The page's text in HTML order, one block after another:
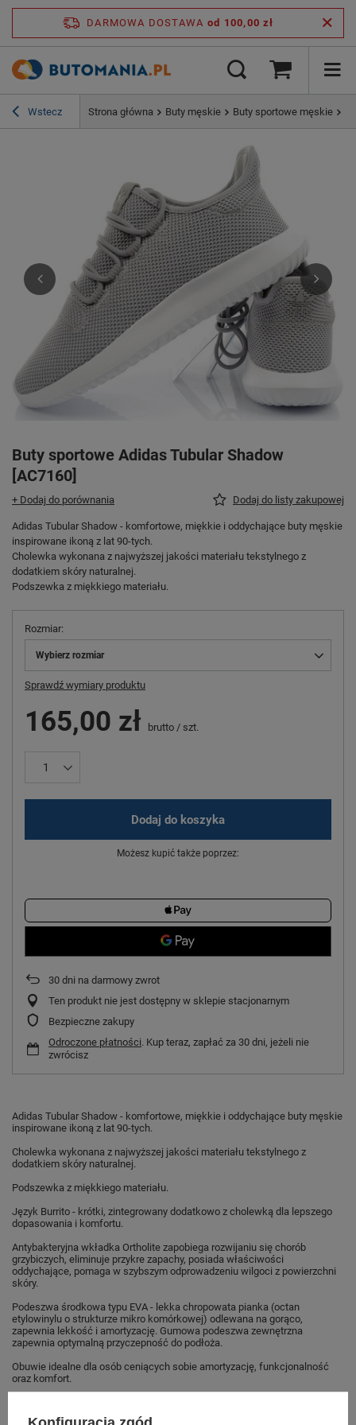
DARMOWA DOSTAWA od 100,00 zł
Wstecz Strona główna Buty męskie Buty sportowe męskie
Buty sportowe Adidas Tubular Shadow
[AC7160]
+ Dodaj do porównania Dodaj do listy zakupowej
Adidas Tubular Shadow - komfortowe, miękkie i oddychające buty męskie
inspirowane ikoną z lat 90-tych.
Cholewka wykonana z najwyższej jakości materiału tekstylnego z
dodatkiem skóry naturalnej.
Podszewka z miękkiego materiału.
Rozmiar
Wybierz rozmiar
Sprawdź wymiary produktu
165,00 zł brutto / szt.
Dodaj do koszyka
Możesz kupić także poprzez:
30 dni na darmowy zwrot
Ten produkt nie jest dostępny w sklepie stacjonarnym
Bezpieczne zakupy
Odroczone płatności. Kup teraz, zapłać za 30 dni, jeżeli nie
zwrócisz
Adidas Tubular Shadow - komfortowe, miękkie i oddychające buty męskie
inspirowane ikoną z lat 90-tych.
Cholewka wykonana z najwyższej jakości materiału tekstylnego z
dodatkiem skóry naturalnej.
Podszewka z miękkiego materiału.
Język Burrito - krótki, zintegrowany dodatkowo z cholewką dla lepszego
dopasowania i komfortu.
Antybakteryjna wkładka Ortholite zapobiega rozwijaniu się chorób
grzybiczych, eliminuje przykre zapachy, posiada właściwości
oddychające, pomaga w szybszym odprowadzeniu wilgoci z powierzchni
skóry.
Podeszwa środkowa typu EVA - lekka chropowata pianka (octan
etylowinylu o strukturze mikro komórkowej) odlewana na gorąco,
zapewnia lekkość i amortyzację. Gumowa podeszwa zewnętrzna
zapewnia optymalną przyczepność do podłoża.
Obuwie idealne dla osób ceniących sobie amortyzację, funkcjonalność
oraz komfort.